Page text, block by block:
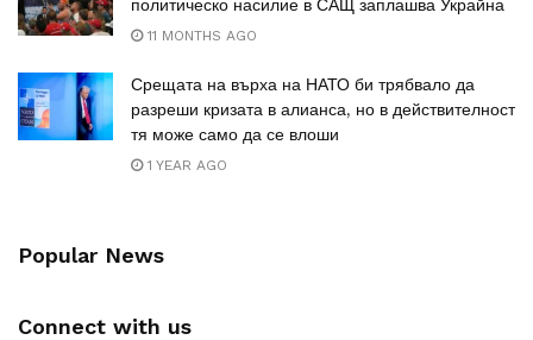
политическо насилие в САЩ заплашва Украйна
11 MONTHS AGO
Срещата на върха на НАТО би трябвало да
разреши кризата в алианса, но в действителност
тя може само да се влоши
1 YEAR AGO
Popular News
Connect with us